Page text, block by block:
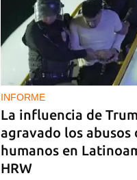
INFORME
La influencia de
agravado los abusos
humanos en
HRW